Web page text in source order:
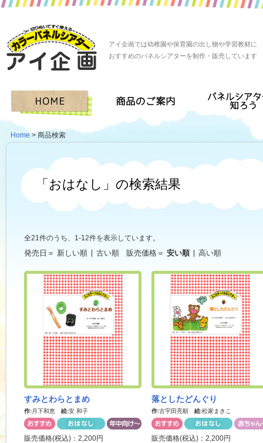
アイ企画では幼稚園や保育園の出し物や学習教材に
おすすめのパネルシアターを制作・販売しています
Home > 商品検索
「おはなし」の検索結果
全21件のうち、1-12件を表示しています。
発売日＝ 新しい順 古い順 販売価格＝ 安い順 高い順
すみとわらとまめ
作:月下和恵 絵:安 和子
販売価格(税込)：2,200円
落としたどんぐり
作:古宇田亮順 絵:松家まきこ
販売価格(税込)：2,200円